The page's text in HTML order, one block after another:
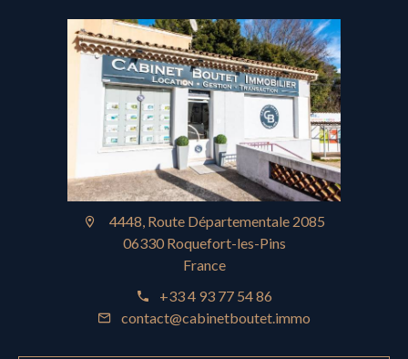
4448, Route Départementale 2085
06330 Roquefort-les-Pins
France
+33 4 93 77 54 86
contact@cabinetboutet.immo